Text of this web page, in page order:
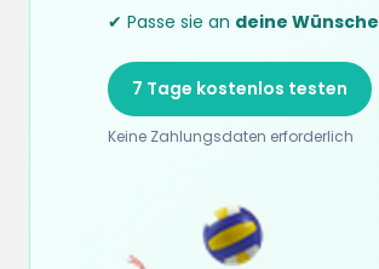
✔ Passe sie an deine Wünsche
7 Tage kostenlos testen
Keine Zahlungsdaten erforderlich